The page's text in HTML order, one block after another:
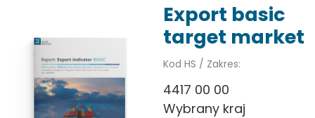
Export basic
target market
Kod HS / Zakres:
4417 00 00
Wybrany kraj